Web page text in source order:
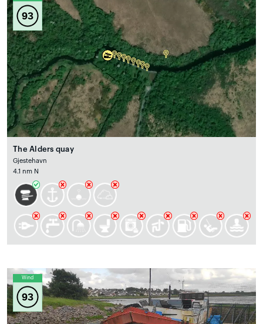
93
The Alders quay
Gjestehavn
4.1 nm N
Wind
93